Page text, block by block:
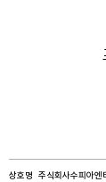
상호명 주식회사수피아엔